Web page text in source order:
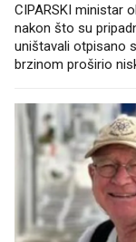
CIPARSKI ministar
nakon što su
uništavali otpisano
brzinom proširio